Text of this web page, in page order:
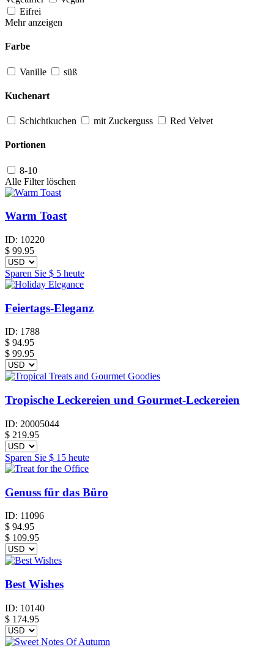
Eifrei
Mehr anzeigen
Farbe
Vanille süß
Kuchenart
Schichtkuchen mit Zuckerguss Red Velvet
Portionen
8-10
Alle Filter löschen
Warm Toast
ID: 10220
$ 99.95
Sparen Sie $ 5 heute
Feiertags-Eleganz
ID: 1788
$ 94.95
$ 99.95
Tropische Leckereien und Gourmet-Leckereien
ID: 20005044
$ 219.95
Sparen Sie $ 15 heute
Genuss für das Büro
ID: 11096
$ 94.95
$ 109.95
Best Wishes
ID: 10140
$ 174.95